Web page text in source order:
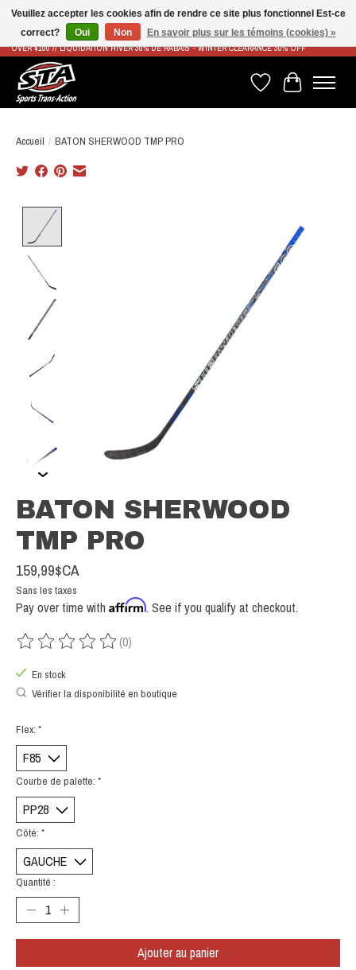
LIVRAISON RAPIDE ET GRATUITE À PARTIR DE 100$ - FAST & FREE SHIPPING ON ORDERS
OVER $100 // LIQUIDATION HIVER 30% DE RABAIS - WINTER CLEARANCE 30% OFF
Liste de souhaits
Panier
Accueil / BATON SHERWOOD TMP PRO
BATON SHERWOOD
TMP PRO
159,99$CA
Sans les taxes
Pay over time with Affirm. See if you qualify at checkout.
Ce produit est évalué à
(0)
En stock
Vérifier la disponibilité en boutique
Flex: *
Courbe de palette: *
Côté: *
Quantité :
Ajouter au panier
Veuillez accepter les cookies afin de rendre ce site plus fonctionnel Est-ce
correct?
Oui Non En savoir plus sur les témoins (cookies) »